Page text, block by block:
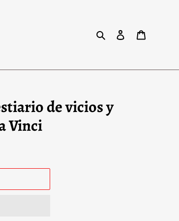
Buscar Ingresar
de vicios y
Vinci